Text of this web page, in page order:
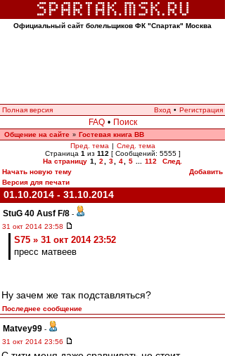
Официальный сайт болельщиков ФК "Спартак" Москва
Полная версия Вход • Регистрация
FAQ • Поиск
Общение на сайте » Гостевая книга ВВ
Пред. тема | След. тема
Страница 1 из 112 [ Сообщений: 5555 ]
На страницу 1 2 3 4 5 112
След.
Начать новую тему
Добавить
Версия для печати
01.10.2014 - 31.10.2014
StuG 40 Ausf F/8 -
31 окт 2014 23:58
S75 » 31 окт 2014 23:52
пресс матвеев
Ну зачем же так подставляться?
Последнее сообщение
Matvey99 -
31 окт 2014 23:56